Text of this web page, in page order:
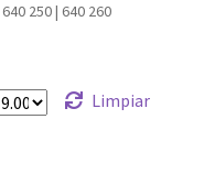
250 | 640 260
Limpiar